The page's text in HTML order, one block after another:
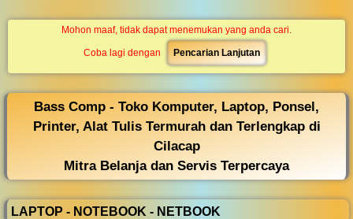
Mohon maaf, tidak dapat menemukan yang anda cari.
Coba lagi dengan Pencarian Lanjutan
Bass Comp - Toko Komputer, Laptop, Ponsel,
Printer, Alat Tulis Termurah dan Terlengkap di
Cilacap
Mitra Belanja dan Servis Terpercaya
LAPTOP - NOTEBOOK - NETBOOK